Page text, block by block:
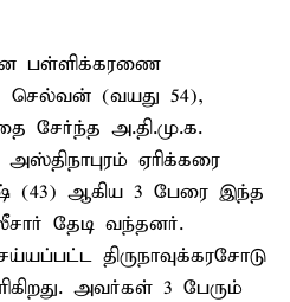
பள்ளிக்கரணை
செல்வன் (வயது 54),
சேர்ந்த அ.தி.மு.க.
ஏரிக்கரை
(43) ஆகிய 3 பேரை இந்த
தேடி வந்தனர்.
திருநாவுக்கரசோடு
அவர்கள் 3 பேரும்